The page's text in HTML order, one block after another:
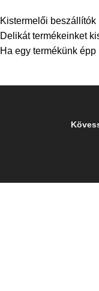
Kistermelői beszállítók
Delikát termékeinket
Ha egy termékünk